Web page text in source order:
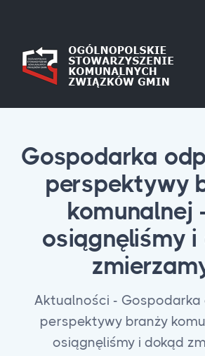
Gospodarka
perspektywy
komunalnej
osiągnęliśmy i
Aktualności - Gospodarka
perspektywy branży
osiągnęliśmy i dokąd